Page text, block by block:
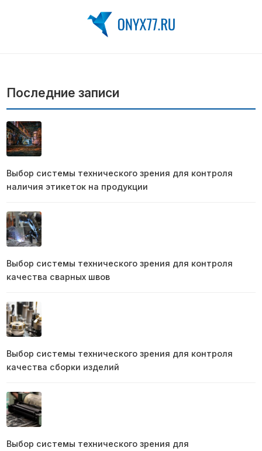
Последние записи
Выбор системы технического зрения для контроля
наличия этикеток на продукции
Выбор системы технического зрения для контроля
качества сварных швов
Выбор системы технического зрения для контроля
качества сборки изделий
Выбор системы технического зрения для